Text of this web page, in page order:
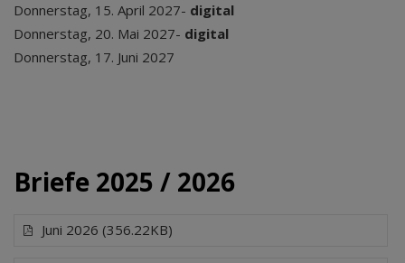
Donnerstag, 15. April 2027- digital
Donnerstag, 20. Mai 2027- digital
Donnerstag, 17. Juni 2027
Briefe 2025 / 2026
Juni 2026 (356.22KB)